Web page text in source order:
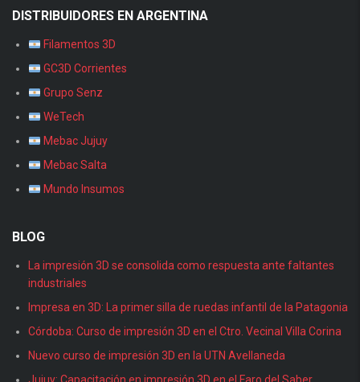
DISTRIBUIDORES EN ARGENTINA
Filamentos 3D
GC3D Corrientes
Grupo Senz
WeTech
Mebac Jujuy
Mebac Salta
Mundo Insumos
BLOG
La impresión 3D se consolida como respuesta ante faltantes
industriales
Impresa en 3D: La primer silla de ruedas infantil de la Patagonia
Córdoba: Curso de impresión 3D en el Ctro. Vecinal Villa Corina
Nuevo curso de impresión 3D en la UTN Avellaneda